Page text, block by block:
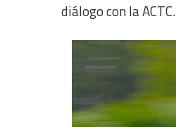
diálogo con la ACTC.